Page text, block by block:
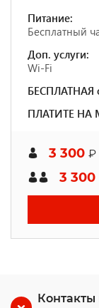
Питание:
Бесплатный
Доп. услуги:
Wi-Fi
БЕСПЛАТНАЯ
ПЛАТИТЕ НА
3 300 ₽
3 300
Контакты